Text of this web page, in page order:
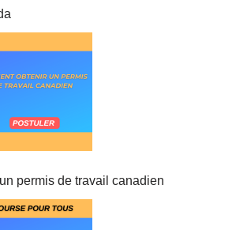
permis de travail canadien